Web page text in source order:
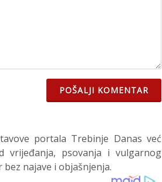
POŠALJI KOMENTAR
portala Trebinje Danas već
vrijeđanja, psovanja i vulgarnog
najave i objašnjenja.